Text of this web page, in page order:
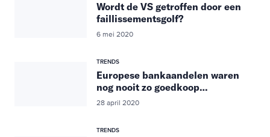
Wordt de VS getroffen door een
faillissementsgolf?
6 mei 2020
TRENDS
Europese bankaandelen waren
nog nooit zo goedkoop…
28 april 2020
TRENDS